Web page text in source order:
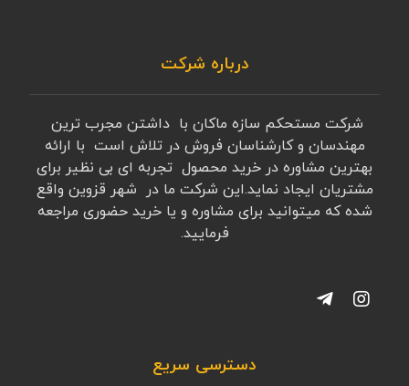
درباره شرکت
شرکت مستحکم سازه ماکان با داشتن مجرب ترین
مهندسان و کارشناسان فروش در تلاش است با ارائه
بهترین مشاوره در خرید محصول تجربه ای بی نظیر برای
مشتریان ایجاد نماید.این شرکت ما در شهر قزوین واقع
شده که میتوانید برای مشاوره و یا خرید حضوری مراجعه
فرمایید.
دسترسی سریع